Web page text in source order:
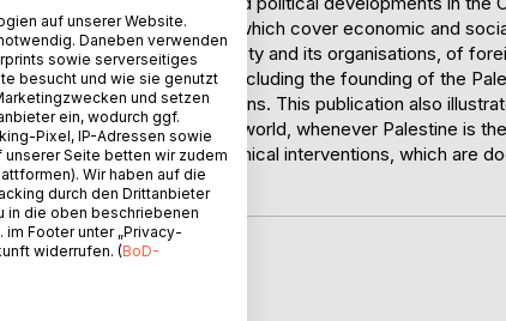
of scholarly papers, which cover economic and
the roles of civil society and its organisations, of
of the Oslo Accords (including the founding of the
into Fatah and Hamas factions. This publication also
in the German-speaking world, whenever Palestine is
project occasioned polemical interventions, which are
BEI
auf unserer Website.
Daneben verwenden
sowie serverseitiges
besucht und wie sie genutzt
und setzen
ein, wodurch ggf.
Pixel, IP-Adressen sowie
Seite betten wir zudem
Wir haben auf die
durch den Drittanbieter
in die oben beschriebenen
im Footer unter „Privacy-
widerrufen. (BoD-